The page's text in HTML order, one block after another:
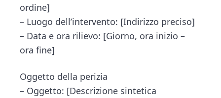
ordine]
– Luogo dell’intervento: [Indirizzo preciso]
– Data e ora rilievo: [Giorno, ora inizio –
ora fine]
Oggetto della perizia
– Oggetto: [Descrizione sintetica